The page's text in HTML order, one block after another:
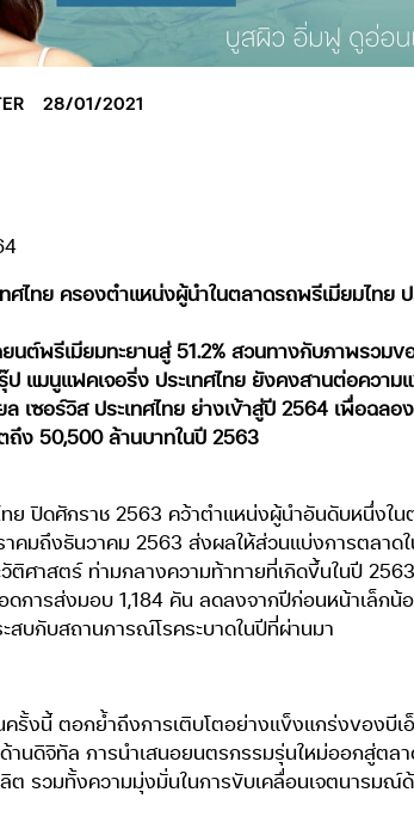
28/01/2021
ศไทย ครองตำแหน่งผู้นำในตลาดรถพรีเมียมไท
นต์พรีเมียมทะยานสู่ 51.2% สวนทางกับภาพรวม
ป แมนูแฟคเจอริ่ง ประเทศไทย ยังคงสานต่อคว
ล เซอร์วิส ประเทศไทย ย่างเข้าสู่ปี 2564 เพื่อ
ถึง 50,500 ล้านบาทในปี 2563
ทย ปิดศักราช 2563 คว้าตำแหน่งผู้นำอันดับหนึ่ง
าคมถึงธันวาคม 2563 ส่งผลให้ส่วนแบ่งการตลา
ติศาสตร์ ท่ามกลางความท้าทายที่เกิดขึ้นในปี
ารส่งมอบ 1,184 คัน ลดลงจากปีก่อนหน้าเล็กน้
สบกับสถานการณ์โรคระบาดในปีที่ผ่านมา
ครั้งนี้ ตอกย้ำถึงการเติบโตอย่างแข็งแกร่งของบี
ด้านดิจิทัล การนำเสนอยนตรกรรมรุ่นใหม่ออกสู่
ต รวมทั้งความมุ่งมั่นในการขับเคลื่อนเจตนารม